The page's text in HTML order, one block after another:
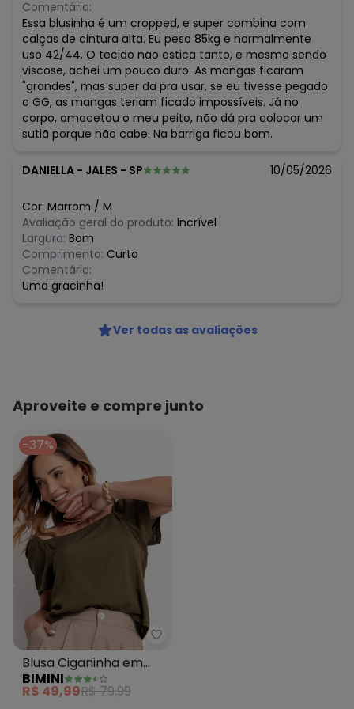
maio/2026
abril/2026 R$ 43,96
março/2026 R$ 32,97
fevereiro/2026 N/D*
Comentário:
Essa blusinha é um cropped, e super combina com
calças de cintura alta. Eu peso 85kg e normalmente
uso 42/44. O tecido não estica tanto, e mesmo sendo
viscose, achei um pouco duro. As mangas ficaram
"grandes", mas super da pra usar, se eu tivesse pegado
o GG, as mangas teriam ficado impossíveis. Já no
corpo, amacetou o meu peito, não dá pra colocar um
sutiã porque não cabe. Na barriga ficou bom.
DANIELLA - JALES - SP 10/05/2026
Cor: Marrom / M
Avaliação geral do produto: Incrível
Largura: Bom
Comprimento: Curto
Comentário:
Uma gracinha!
Ver todas as avaliações
Aproveite e compre junto
-37%
Bimini - Blusa Ciganinha em
Blusa Ciganinha em
Viscose Verde
BIMINI
R$ 49,99R$ 79,99